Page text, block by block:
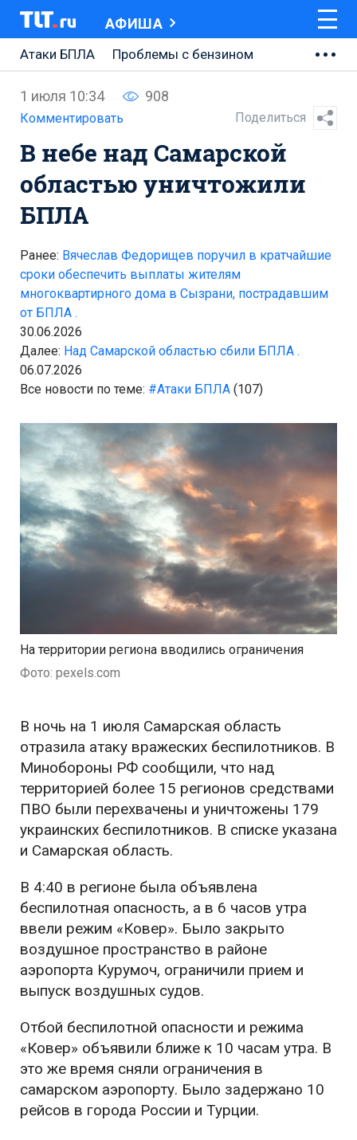
АФИША
Атаки БПЛА
Проблемы с бензином
Ремонт Центральной площади
Ремонт Обводного шоссе
Набережная Тольятти
Неделя Тольятти
1 июля 10:34 908
Комментировать Поделиться
В небе над Самарской
областью уничтожили
БПЛА
Ранее: Вячеслав Федорищев поручил в кратчайшие
сроки обеспечить выплаты жителям
многоквартирного дома в Сызрани, пострадавшим
от БПЛА .
30.06.2026
Далее: Над Самарской областью сбили БПЛА .
06.07.2026
Все новости по теме: #Атаки БПЛА (107)
На территории региона вводились ограничения
Фото: pexels.com
В ночь на 1 июля Самарская область
отразила атаку вражеских беспилотников. В
Минобороны РФ сообщили, что над
территорией более 15 регионов средствами
ПВО были перехвачены и уничтожены 179
украинских беспилотников. В списке указана
и Самарская область.
В 4:40 в регионе была объявлена
беспилотная опасность, а в 6 часов утра
ввели режим «Ковер». Было закрыто
воздушное пространство в районе
аэропорта Курумоч, ограничили прием и
выпуск воздушных судов.
Отбой беспилотной опасности и режима
«Ковер» объявили ближе к 10 часам утра. В
это же время сняли ограничения в
самарском аэропорту. Было задержано 10
рейсов в города России и Турции.